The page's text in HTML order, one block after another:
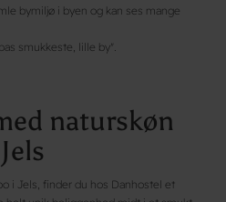
bymiljø i byen og kan ses mange
smukkeste, lille by".
naturskøn
i Jels, finder du hos Danhostel et